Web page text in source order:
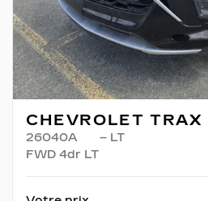
CHEVROLET
26040A
– LT
FWD 4dr LT